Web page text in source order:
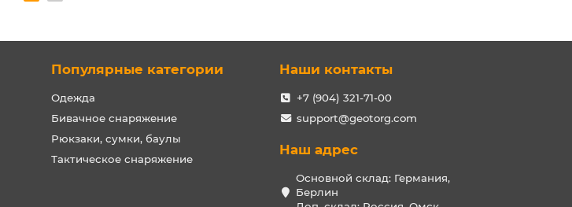
Популярные категории
Одежда
Бивачное снаряжение
Рюкзаки, сумки, баулы
Тактическое снаряжение
Наши контакты
+7 (904) 321-71-00
support@geotorg.com
Наш адрес
Основной склад: Германия,
Берлин